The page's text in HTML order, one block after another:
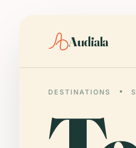
Audiala
DESTINATIONS